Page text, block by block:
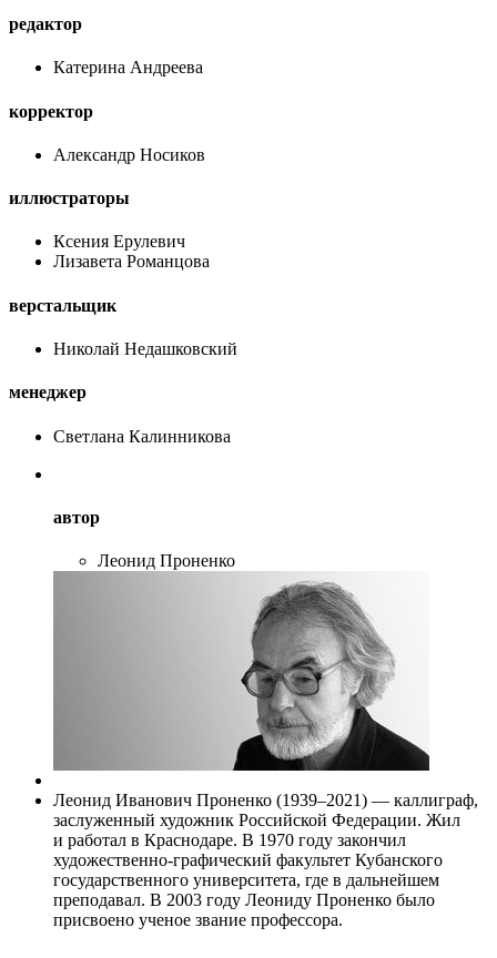
редактор
Катерина Андреева
корректор
Александр Носиков
иллюстраторы
Ксения Ерулевич
Лизавета Романцова
верстальщик
Николай Недашковский
менеджер
Светлана Калинникова
автор
Леонид Проненко
Леонид Иванович Проненко (1939–2021) — каллиграф,
заслуженный художник Российской Федерации. Жил
и работал в Краснодаре. В 1970 году закончил
художественно-графический факультет Кубанского
государственного университета, где в дальнейшем
преподавал. В 2003 году Леониду Проненко было
присвоено ученое звание профессора.